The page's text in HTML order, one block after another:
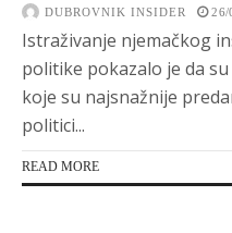
DUBROVNIK INSIDER 26/
Istraživanje njemačkog
politike pokazalo je da
koje su najsnažnije
politici...
READ MORE